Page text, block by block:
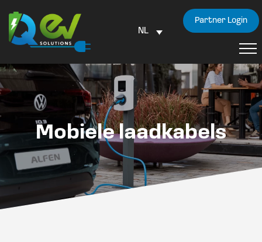
NL
Partner Login
Mobiele laadkabels